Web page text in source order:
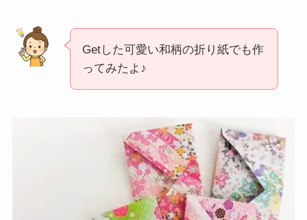
Getした可愛い和柄の折り紙でも作
ってみたよ♪